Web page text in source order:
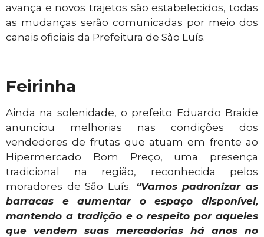
avança e novos trajetos são estabelecidos, todas
as mudanças serão comunicadas por meio dos
canais oficiais da Prefeitura de São Luís.
Feirinha
Ainda na solenidade, o prefeito Eduardo Braide
anunciou melhorias nas condições dos
vendedores de frutas que atuam em frente ao
Hipermercado Bom Preço, uma presença
tradicional na região, reconhecida pelos
moradores de São Luís. “Vamos padronizar as
barracas e aumentar o espaço disponível,
mantendo a tradição e o respeito por aqueles
que vendem suas mercadorias há anos no